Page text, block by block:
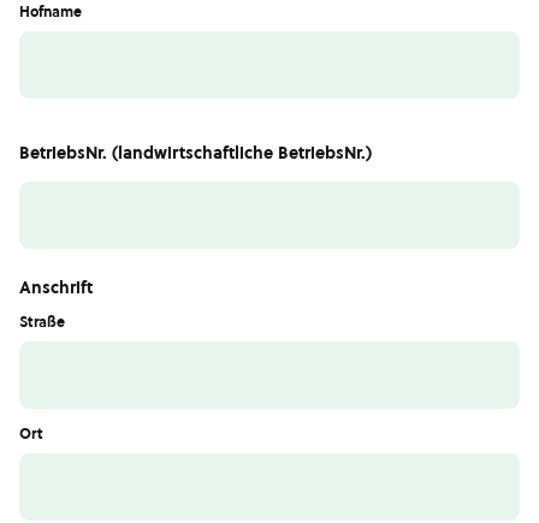
Hofname
BetriebsNr. (landwirtschaftliche BetriebsNr.)
Anschrift
Straße
Ort